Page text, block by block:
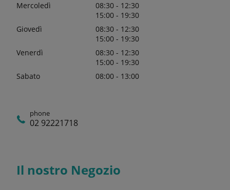
Mercoledì
08:30 - 12:30
15:00 - 19:30
Giovedì
08:30 - 12:30
15:00 - 19:30
Venerdì
08:30 - 12:30
15:00 - 19:30
Sabato
08:00 - 13:00
phone
02 92221718
Il nostro Negozio